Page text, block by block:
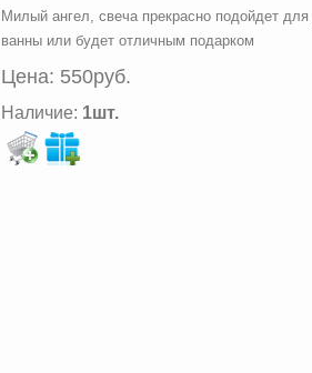
Милый ангел, свеча прекрасно подойдет
ванны или будет отличным подарком
Цена: 550руб.
Наличие: 1шт.